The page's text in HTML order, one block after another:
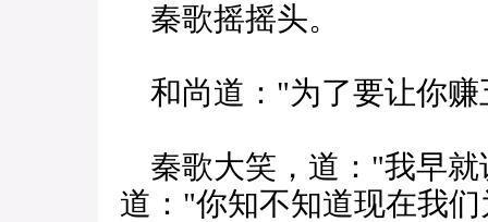
秦歌摇摇头。
和尚道："为了要让你赚
秦歌大笑，道："我早就
道："你知不知道现在我